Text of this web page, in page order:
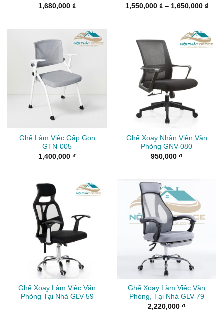
1,680,000 ₫
1,550,000 ₫ – 1,650,000 ₫
Ghế Làm Việc Gấp Gọn
GTN-005
1,400,000 ₫
Ghế Xoay Nhân Viên Văn
Phòng GNV-080
950,000 ₫
Ghế Xoay Làm Việc Văn
Phòng Tại Nhà GLV-59
Ghế Xoay Làm Việc Văn
Phòng, Tại Nhà GLV-79
2,220,000 ₫